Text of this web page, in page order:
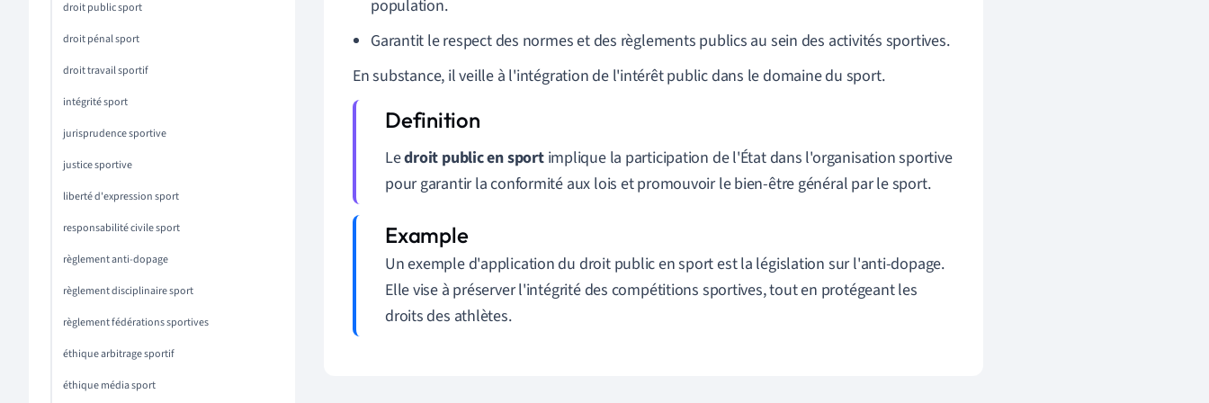
droit public sport
droit pénal sport
droit travail sportif
intégrité sport
jurisprudence sportive
justice sportive
liberté d'expression sport
responsabilité civile sport
règlement anti-dopage
règlement disciplinaire sport
règlement fédérations sportives
éthique arbitrage sportif
éthique média sport
population.
Garantit le respect des normes et des règlements publics au sein des activités sportives.
En substance, il veille à l'intégration de l'intérêt public dans le domaine du sport.
Ledroit public en sportimplique la participation de l'État dans l'organisation sportive
pour garantir la conformité aux lois et promouvoir le bien-être général par le sport.
Un exemple d'application du droit public en sport est la législation sur l'anti-dopage.
Elle vise à préserver l'intégrité des compétitions sportives, tout en protégeant les
droits des athlètes.